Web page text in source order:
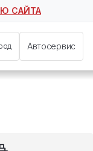
САЙТА
Автосервис